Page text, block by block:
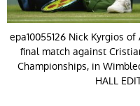
epa10055126 Nick Kyrgios
final match against
Championships, in
HALL